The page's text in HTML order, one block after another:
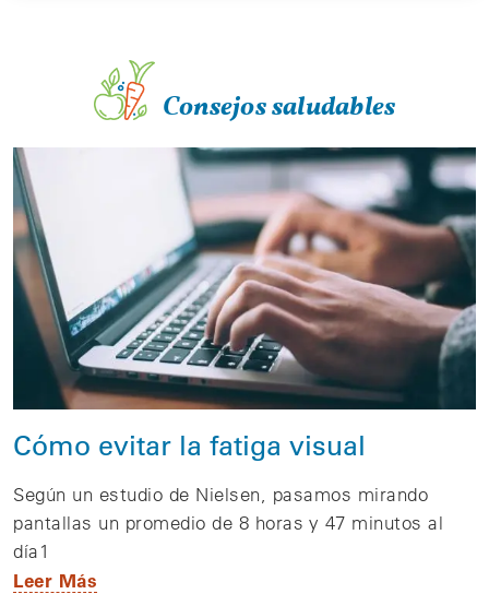
Consejos saludables
Cómo evitar la fatiga visual
Según un estudio de Nielsen, pasamos mirando
pantallas un promedio de 8 horas y 47 minutos al
día1
Leer Más